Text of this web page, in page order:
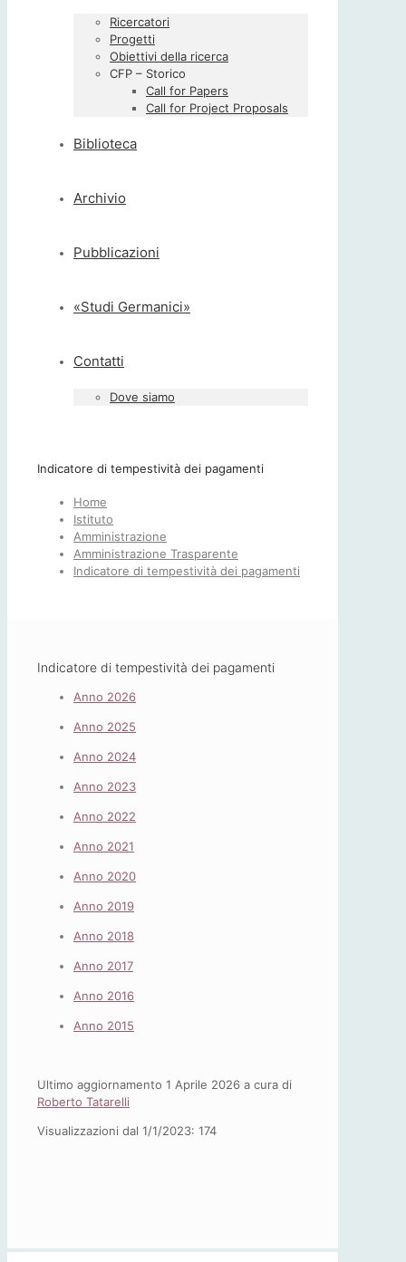
Ricercatori
Progetti
Obiettivi della ricerca
CFP – Storico
Call for Papers
Call for Project Proposals
Biblioteca
Archivio
Pubblicazioni
«Studi Germanici»
Contatti
Dove siamo
Indicatore di tempestività dei pagamenti
Home
Istituto
Amministrazione
Amministrazione Trasparente
Indicatore di tempestività dei pagamenti
Indicatore di tempestività dei pagamenti
Anno 2026
Anno 2025
Anno 2024
Anno 2023
Anno 2022
Anno 2021
Anno 2020
Anno 2019
Anno 2018
Anno 2017
Anno 2016
Anno 2015
Ultimo aggiornamento 1 Aprile 2026 a cura di
Roberto Tatarelli
Visualizzazioni dal 1/1/2023: 174